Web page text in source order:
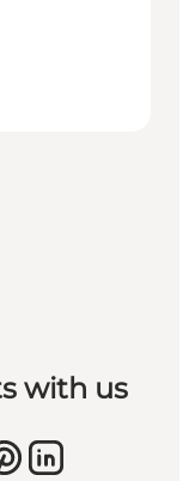
with us